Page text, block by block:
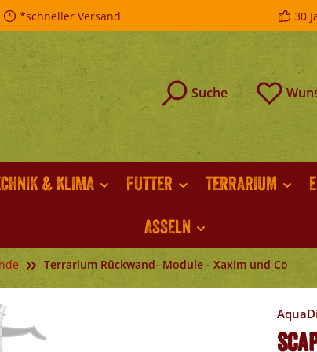
*schneller Versand 30
Suche
& KLIMA FUTTER TERRARIUM
ASSELN
Terrarium Rückwand- Module - Xaxim und Co